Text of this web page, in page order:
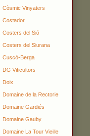
Còsmic Vinyaters
Costador
Costers del Sió
Costers del Siurana
Cuscó-Berga
DG Viticultors
Doix
Domaine de la Rectorie
Domaine Gardiés
Domaine Gauby
Domaine La Tour Vieille